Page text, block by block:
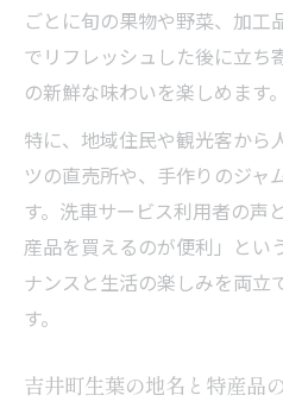
ごとに旬の果物や野菜、加
でリフレッシュした後に立ち
の新鮮な味わいを楽しめます。
特に、地域住民や観光客から
ツの直売所や、手作りのジャ
す。洗車サービス利用者の声
産品を買えるのが便利」とい
ナンスと生活の楽しみを両立
す。
吉井町生葉の地名と特産品